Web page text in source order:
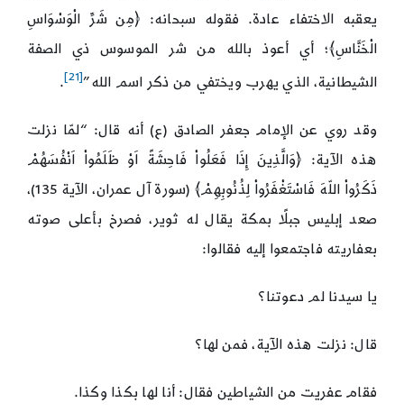
يعقبه الاختفاء عادة. فقوله سبحانه: ﴿مِن شَرِّ الْوَسْوَاسِ
الْخَنَّاسِ﴾؛ أي أعوذ بالله من شر الموسوس ذي الصفة
الشيطانية، الذي يهرب ويختفي من ذكر اسم الله”[21]
.
وقد روي عن الإمام جعفر الصادق (ع) أنه قال: “لمّا نزلت
هذه الآية: ﴿وَالَّذِينَ إِذَا فَعَلُواْ فَاحِشَةً اَوْ ظَلَمُواْ اَنْفُسَهُمْ
ذَكَرُواْ اللّهَ فَاسْتَغْفَرُواْ لِذُنُوبِهِمْ﴾ (سورة آل عمران، الآية 135)،
صعد إبليس جبلًا بمكة يقال له ثوير، فصرخ بأعلى صوته
بعفاريته فاجتمعوا إليه فقالوا:
يا سيدنا لم دعوتنا؟
قال: نزلت هذه الآية، فمن لها؟
فقام عفريت من الشياطين فقال: أنا لها بكذا وكذا.